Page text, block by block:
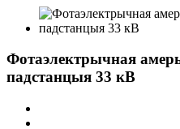
Фотаэлектрычная
падстанцыя 33 кВ